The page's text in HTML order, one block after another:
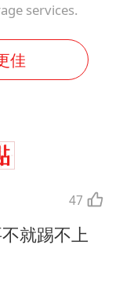
services.
佳
47
就踢不上